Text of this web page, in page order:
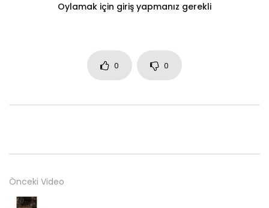
Oylamak için giriş yapmanız gerekli
0 0
Önceki Video